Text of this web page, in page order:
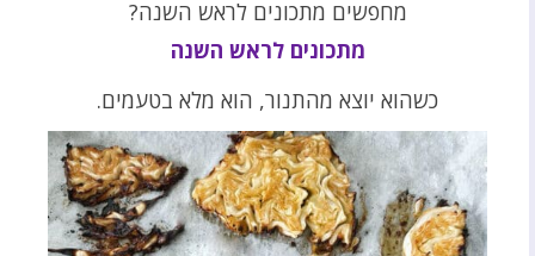
מחפשים מתכונים לראש השנה?
מתכונים לראש השנה
כשהוא יוצא מהתנור, הוא מלא בטעמים.